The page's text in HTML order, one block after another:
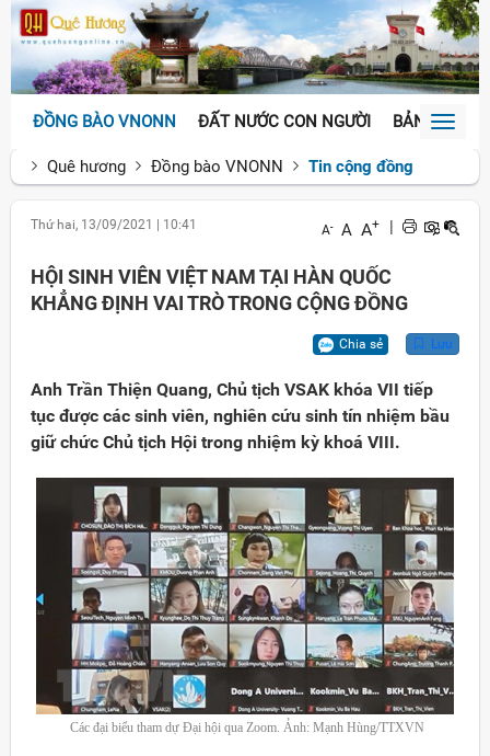
ĐỒNG BÀO VNONN ĐẤT NƯỚC CON NGƯỜI BẢN SẮCToggle
Quê hương
Đồng bào VNONN Tin cộng đồng
Thứ hai, 13/09/2021 10:41 A- A A+
HỘI SINH VIÊN VIỆT NAM TẠI HÀN QUỐC
KHẲNG ĐỊNH VAI TRÒ TRONG CỘNG ĐỒNG
Chia sẻ Lưu
Anh Trần Thiện Quang, Chủ tịch VSAK khóa VII tiếp
tục được các sinh viên, nghiên cứu sinh tín nhiệm bầu
giữ chức Chủ tịch Hội trong nhiệm kỳ khoá VIII.
Các đại biểu tham dự Đại hội qua Zoom. Ảnh: Mạnh Hùng/TTXVN